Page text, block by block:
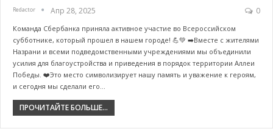
Redactor Апр 28, 2025 0
Команда Сбербанка приняла активное участие во Всероссийском
субботнике, который прошел в нашем городе! 💪💚 ➡️Вместе с жителями
Назрани и всеми подведомственными учреждениями мы объединили
усилия для благоустройства и приведения в порядок территории Аллеи
Победы. ❤️Это место символизирует нашу память и уважение к героям,
и сегодня мы сделали его…
ПРОЧИТАЙТЕ БОЛЬШЕ...